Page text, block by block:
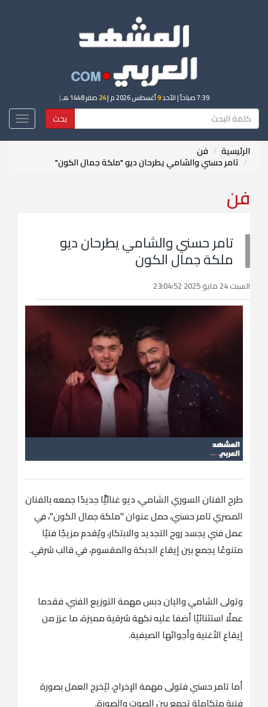
7:39 صباحاً | الأحد9أغسطس 2026 م | 24 صفر 1448 هـ |
بحث
الرئيسية فن
تامر حسني والشامي يطرحان ديو "ملكة جمال الكون"
فن
تامر حسني والشامي يطرحان ديو
ملكة جمال الكون
السبت 24 مايو 2025 23:04:52
طرح الفنان السوري الشامي، ديو غنائيًّا جديدًا جمعه بالفنان
المصري تامر حسني، حمل عنوان "ملكة جمال الكون"، في
عمل فني يجسد روح التجديد والابتكار، ويُقدم مزيجًا فنيًا
متنوعًا يجمع بين إيقاع الدبكة والمقسوم، في قالب شرقي.
وتولى الشامي واليان دبس مهمة التوزيع الفني، فقدما
عملًا استثنائيًا أضفا عليه نكهة شرقية مميزة، ما عزز من
إيقاع الأغنية وأجوائها الصيفية.
أما تامر حسني فتولى مهمة الإخراج، ليُخرج العمل بصورة
فنية متكاملة تجمع بين الصوت والصورة.